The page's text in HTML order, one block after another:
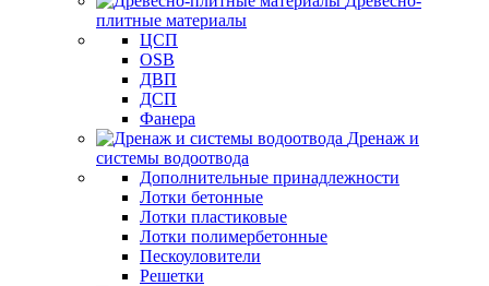
плитные материалы
ЦСП
OSB
ДВП
ДСП
Фанера
Дренаж и
системы водоотвода
Дополнительные принадлежности
Лотки бетонные
Лотки пластиковые
Лотки полимербетонные
Пескоуловители
Решетки